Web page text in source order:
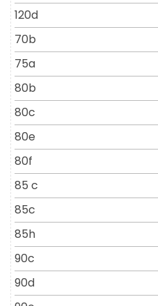
120d
70b
75a
80b
80c
80e
80f
85 c
85c
85h
90c
90d